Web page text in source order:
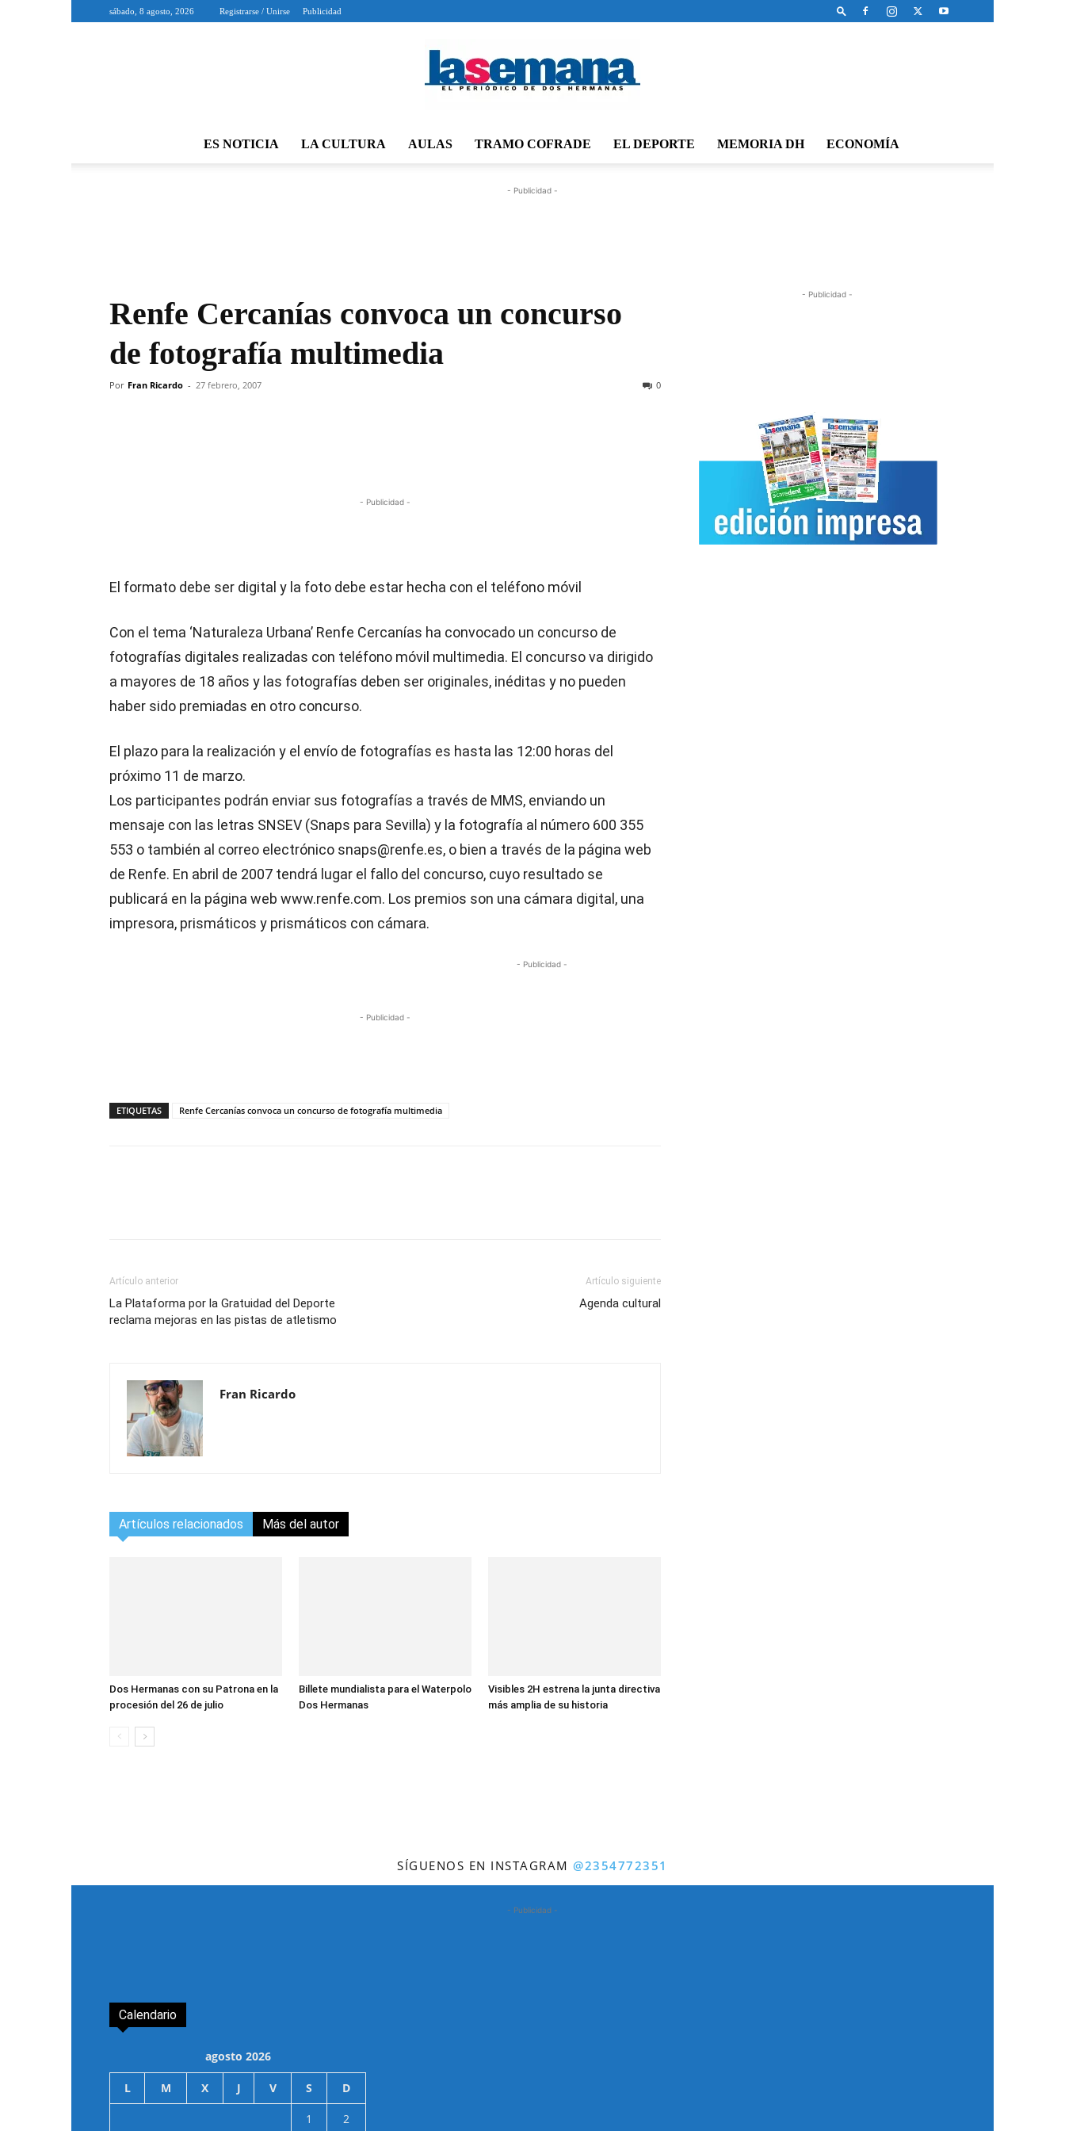
sábado, 8 agosto, 2026 Registrarse / Unirse Publicidad
ES NOTICIA LA CULTURA AULAS TRAMO COFRADE EL DEPORTE MEMORIA DH ECONOMÍA
- Publicidad -
Renfe Cercanías convoca un concurso
de fotografía multimedia
Por Fran Ricardo - 27 febrero, 2007 0
- Publicidad -
El formato debe ser digital y la foto debe estar hecha con el teléfono móvil
Con el tema ‘Naturaleza Urbana’ Renfe Cercanías ha convocado un concurso de
fotografías digitales realizadas con teléfono móvil multimedia. El concurso va dirigido
a mayores de 18 años y las fotografías deben ser originales, inéditas y no pueden
haber sido premiadas en otro concurso.
El plazo para la realización y el envío de fotografías es hasta las 12:00 horas del
próximo 11 de marzo.
Los participantes podrán enviar sus fotografías a través de MMS, enviando un
mensaje con las letras SNSEV (Snaps para Sevilla) y la fotografía al número 600 355
553 o también al correo electrónico snaps@renfe.es, o bien a través de la página web
de Renfe. En abril de 2007 tendrá lugar el fallo del concurso, cuyo resultado se
publicará en la página web www.renfe.com. Los premios son una cámara digital, una
impresora, prismáticos y prismáticos con cámara.
- Publicidad -
- Publicidad -
ETIQUETAS Renfe Cercanías convoca un concurso de fotografía multimedia
Artículo anterior
La Plataforma por la Gratuidad del Deporte
reclama mejoras en las pistas de atletismo
Artículo siguiente
Agenda cultural
Fran Ricardo
Artículos relacionados Más del autor
Dos Hermanas con su Patrona en la
procesión del 26 de julio
Billete mundialista para el Waterpolo
Dos Hermanas
Visibles 2H estrena la junta directiva
más amplia de su historia
- Publicidad -
SÍGUENOS EN INSTAGRAM@2354772351
- Publicidad -
Calendario
agosto 2026
L M X J V S D
1
2